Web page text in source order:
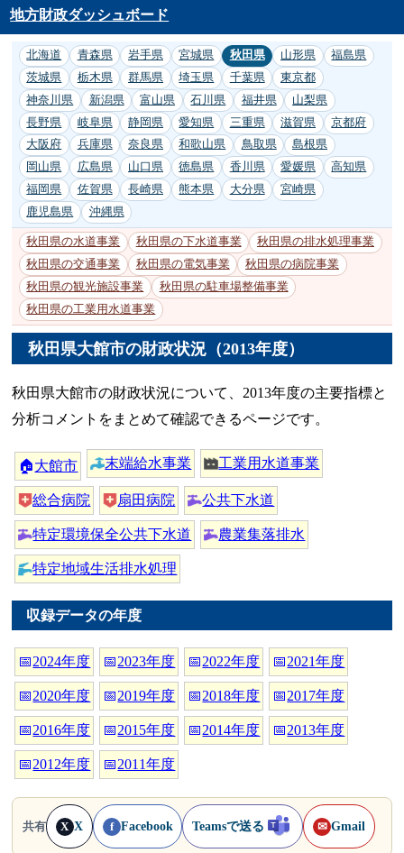
地方財政ダッシュボード
北海道 青森県 岩手県 宮城県 秋田県 山形県
福島県
茨城県
栃木県 群馬県 埼玉県 千葉県
東京都
神奈川県
新潟県 富山県 石川県 福井県
山梨県
長野県
岐阜県 静岡県 愛知県 三重県 滋賀県
京都府
大阪府
兵庫県 奈良県 和歌山県 鳥取県
島根県
岡山県
広島県 山口県 徳島県 香川県 愛媛県
高知県
福岡県
佐賀県 長崎県 熊本県 大分県
宮崎県
鹿児島県
沖縄県
秋田県の水道事業 秋田県の下水道事業
秋田県の排水処理事業
秋田県の交通事業
秋田県の電気事業
秋田県の病院事業
秋田県の観光施設事業
秋田県の駐車場整備事業
秋田県の工業用水道事業
秋田県大館市の財政状況（2013年度）
秋田県大館市の財政状況について、2013年度の主要指標と
分析コメントをまとめて確認できるページです。
🏠大館市 末端給水事業 工業用水道事業
総合病院 扇田病院 公共下水道
特定環境保全公共下水道 農業集落排水
特定地域生活排水処理
収録データの年度
📅2024年度 📅2023年度 📅2022年度 📅2021年度
📅2020年度 📅2019年度 📅2018年度 📅2017年度
📅2016年度 📅2015年度 📅2014年度 📅2013年度
📅2012年度 📅2011年度
共有 X X f Facebook Teamsで送る ✉ Gmail